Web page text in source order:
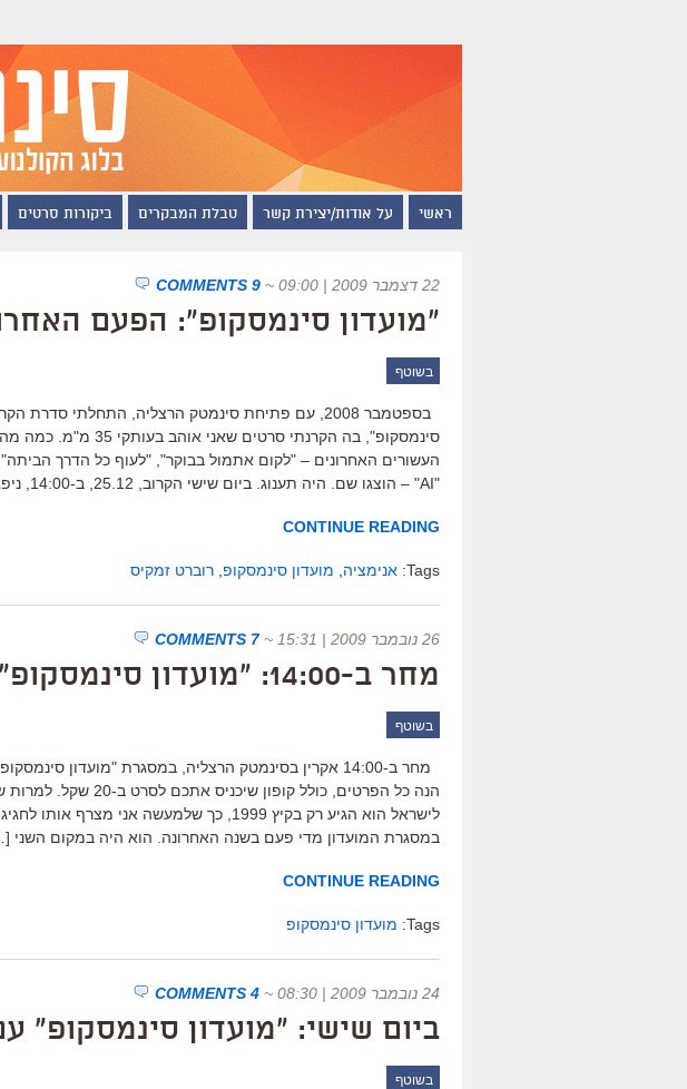
ראשי על אודות/יצירת קשר טבלת המבקרים ביקורות סרטים
22 דצמבר 2009 | 09:00 ~
9 COMMENTS
"מועדון סינמסקופ": הפעם
בשוטף
בספטמבר 2008, עם פתיחת סינמטק הרצליה, התחלתי
סינמסקופ", בה הקרנתי
העשורים האחרונים – "לקום אתמול בבוקר", "לעוף כל הדרך
"AI" – הוצגו שם. היה תענוג. ביום שישי הקרוב, 25.12, ב-14:00, ניפגש שם […]
CONTINUE READING
Tags: אנימציה מועדון סינמסקופ רוברט זמקיס
26 נובמבר 2009 | 15:31 ~
7 COMMENTS
מחר ב-14:00: "מועדון סינמסקופ" עם "ראשמור"
בשוטף
מחר ב-14:00 אקרין בסינמטק הרצליה, במסגרת "מועדון
במסגרת המועדון מדי פעם בשנה האחרונה. הוא היה במקום השני
CONTINUE READING
Tags: מועדון סינמסקופ
24 נובמבר 2009 | 08:30 ~
4 COMMENTS
ביום שישי: "מועדון סינמסקופ"
בשוטף